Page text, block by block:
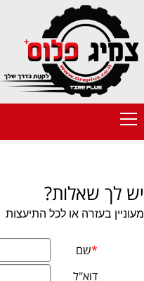
יש לך שאלות?
מעוניין בעזרה או לכל התיעצות